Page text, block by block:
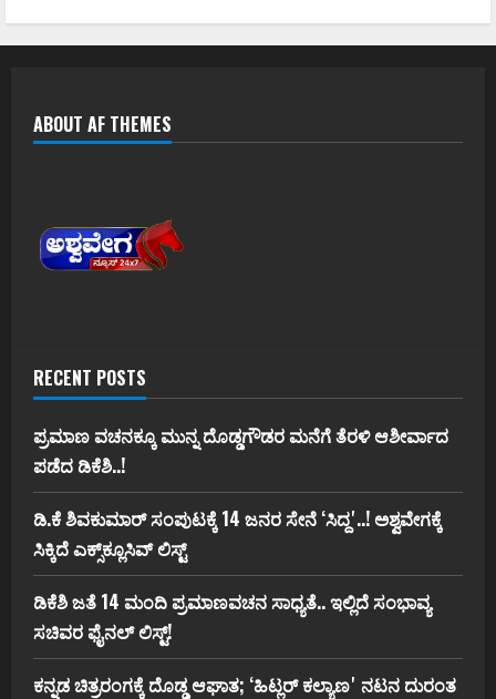
ABOUT AF THEMES
RECENT POSTS
ಪ್ರಮಾಣ ವಚನಕ್ಕೂ ಮುನ್ನ ದೊಡ್ಡಗೌಡರ ಮನೆಗೆ ತೆರಳಿ ಆಶೀರ್ವಾದ
ಪಡೆದ ಡಿಕೆಶಿ..!
ಡಿ.ಕೆ ಶಿವಕುಮಾರ್‌ ಸಂಪುಟಕ್ಕೆ 14 ಜನರ ಸೇನೆ ʻಸಿದ್ದʼ..! ಅಶ್ವವೇಗಕ್ಕೆ
ಸಿಕ್ಕಿದೆ ಎಕ್ಸ್‌ಕ್ಲೂಸಿವ್‌ ಲಿಸ್ಟ್‌
ಡಿಕೆಶಿ ಜತೆ 14 ಮಂದಿ ಪ್ರಮಾಣವಚನ ಸಾಧ್ಯತೆ.. ಇಲ್ಲಿದೆ ಸಂಭಾವ್ಯ
ಸಚಿವರ ಫೈನಲ್ ಲಿಸ್ಟ್‌!
ಕನ್ನಡ ಚಿತ್ರರಂಗಕ್ಕೆ ದೊಡ್ಡ ಆಘಾತ; ʻಹಿಟ್ಲರ್ ಕಲ್ಯಾಣʼ ನಟನ ದುರಂತ